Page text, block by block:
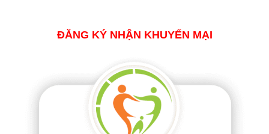
ĐĂNG KÝ NHẬN KHUYẾN MẠI